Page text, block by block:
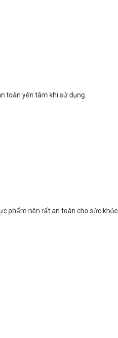
toàn yên tâm khi sử dụng.
phẩm nên rất an toàn cho sức khỏe.